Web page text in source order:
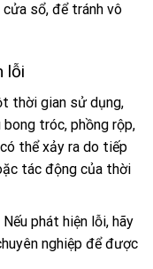
sổ, để tránh vô
lỗi
thời gian sử dụng,
tróc, phồng rộp,
thể xảy ra do tiếp
tác động của thời
Nếu phát hiện lỗi, hãy
nghiệp để được